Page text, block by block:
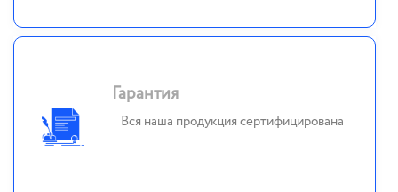
Гарантия
Вся наша продукция сертифицирована